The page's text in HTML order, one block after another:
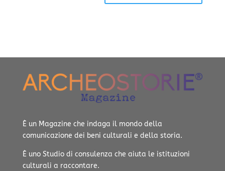
È un Magazine che indaga il mondo della
comunicazione dei beni culturali e della storia.
È uno Studio di consulenza che aiuta le istituzioni
culturali a raccontare.